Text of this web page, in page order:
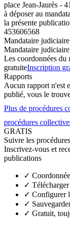
place Jean-Jaurès -
à déposer au
la présente
453606568
Mandataire judiciaire
Mandataire judiciaire
Les coordonnées du
gratuiteInscription
Rapports
Aucun rapport n'est
publié, vous le
Plus de procédures
procédures
GRATIS
Suivre les
Inscrivez-vous et
publications
✓
✓
✓ Configurer
✓
✓ Gratuit,